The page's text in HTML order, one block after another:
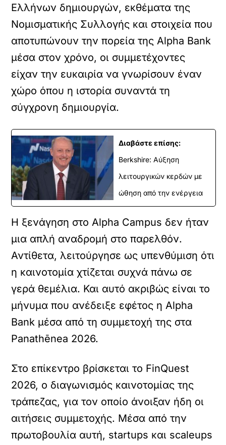
Ελλήνων δημιουργών, εκθέματα της
Νομισματικής Συλλογής και στοιχεία που
αποτυπώνουν την πορεία της Alpha Bank
μέσα στον χρόνο, οι συμμετέχοντες
είχαν την ευκαιρία να γνωρίσουν έναν
χώρο όπου η ιστορία συναντά τη
σύγχρονη δημιουργία.
Διαβάστε επίσης:
Berkshire: Αύξηση
λειτουργικών κερδών με
ώθηση από την ενέργεια
Η ξενάγηση στο Alpha Campus δεν ήταν
μια απλή αναδρομή στο παρελθόν.
Αντίθετα, λειτούργησε ως υπενθύμιση ότι
η καινοτομία χτίζεται συχνά πάνω σε
γερά θεμέλια. Και αυτό ακριβώς είναι το
μήνυμα που ανέδειξε εφέτος η Alpha
Bank μέσα από τη συμμετοχή της στα
Panathēnea 2026.
Στο επίκεντρο βρίσκεται το FinQuest
2026, ο διαγωνισμός καινοτομίας της
τράπεζας, για τον οποίο άνοιξαν ήδη οι
αιτήσεις συμμετοχής. Μέσα από την
πρωτοβουλία αυτή, startups και scaleups